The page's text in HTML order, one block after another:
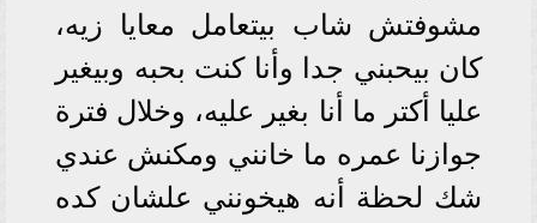
مشوفتش شاب بيتعامل معايا زيه،
كان بيحبني جدا وأنا كنت بحبه وبيغير
عليا أكتر ما أنا بغير عليه، وخلال فترة
جوازنا عمره ما خانني ومكنش عندي
شك لحظة أنه هيخونني علشان كده